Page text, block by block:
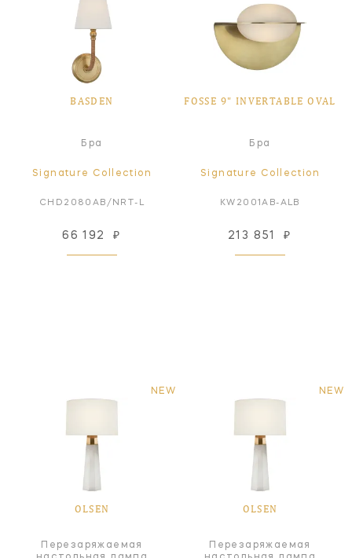
BASDEN
Бра
Signature Collection
CHD2080AB/NRT-L
66 192 ₽
FOSSE 9" INVERTABLE OVAL
Бра
Signature Collection
KW2001AB-ALB
213 851 ₽
NEW
OLSEN
Перезаряжаемая
NEW
OLSEN
Перезаряжаемая